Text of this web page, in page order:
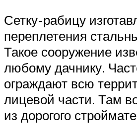
Сетку-рабицу
переплетения
Такое сооружение
любому дачнику.
ограждают всю
лицевой части. Там
из дорогого